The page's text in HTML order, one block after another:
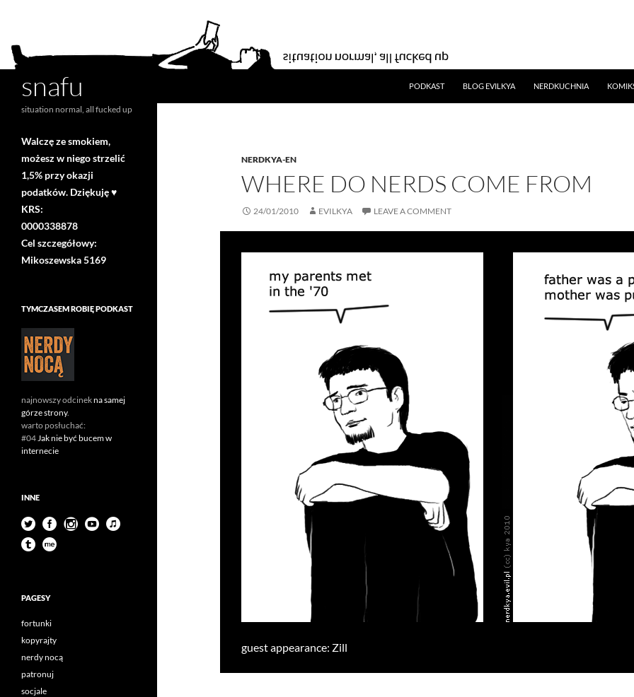
snafu
PODKAST
BLOG EVILKYA NERDKUCHNIA
NERDKYA-EN
WHERE DO NERDS COME FROM
24/01/2010 EVILKYA LEAVE A COMMENT
guest appearance: Zill
situation normal, all fucked up
Walczę ze smokiem,
możesz w niego strzelić
1,5% przy okazji
podatków. Dziękuję ♥
KRS:
0000338878
Cel szczegółowy:
Mikoszewska 5169
TYMCZASEM ROBIĘ PODKAST
najnowszy odcinekna samej
górze strony.
warto posłuchać:
#04Jak nie być bucem w
internecie
INNE
PAGESY
fortunki
kopyrajty
nerdy nocą
patronuj
socjale